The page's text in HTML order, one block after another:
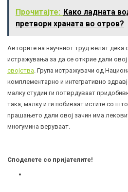
Прочитајте: Како ладната
претвори храната во отров?
Авторите на научниот труд велат дека
истражувања за да се открие дали овој
својства . Група истражувачи од
комплементарно и интегративно
малку студии ги потврдуваат
така, малку и ги побиваат истите со
прашањето дали овој зачин има
многумина веруваат.
Споделете со пријателите!